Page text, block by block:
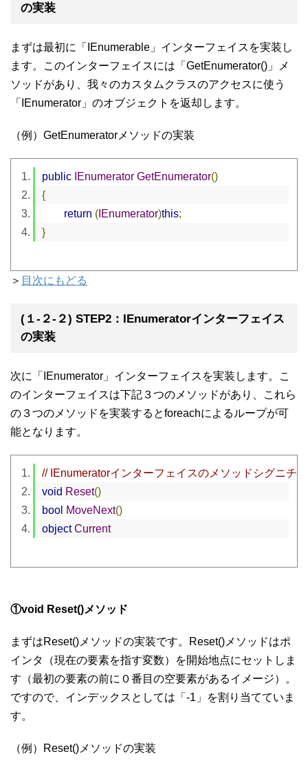
の実装
まずは最初に「IEnumerable」インターフェイスを実装し
ます。このインターフェイスには「GetEnumerator()」メ
ソッドがあり、我々のカスタムクラスのアクセスに使う
「IEnumerator」のオブジェクトを返却します。
（例）GetEnumeratorメソッドの実装
public IEnumerator GetEnumerator()
{
return ( IEnumerator)this;
}
＞ 目次にもどる
(１-２-２) STEP2：IEnumeratorインターフェイス
の実装
次に「IEnumerator」インターフェイスを実装します。こ
のインターフェイスは下記３つのメソッドがあり、これら
の３つのメソッドを実装するとforeachによるループが可
能となります。
// IEnumeratorインターフェイスのメソッドシグニチャ
void Reset()
bool MoveNext()
object Current
①void Reset()メソッド
まずはReset()メソッドの実装です。Reset()メソッドはポ
インタ（現在の要素を指す変数）を開始地点にセットしま
す（最初の要素の前に０番目の空要素があるイメージ）。
ですので、インデックスとしては「-1」を割り当てていま
す。
（例）Reset()メソッドの実装